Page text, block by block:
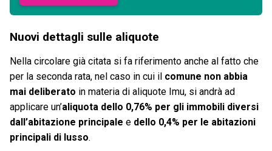
Nuovi dettagli sulle aliquote
Nella circolare già citata si fa riferimento anche al fatto che
per la seconda rata, nel caso in cui il comune non abbia
mai deliberato in materia di aliquote Imu, si andrà ad
applicare un’aliquota dello 0,76% per gli immobili diversi
dall’abitazione principale e dello 0,4% per le abitazioni
principali di lusso.